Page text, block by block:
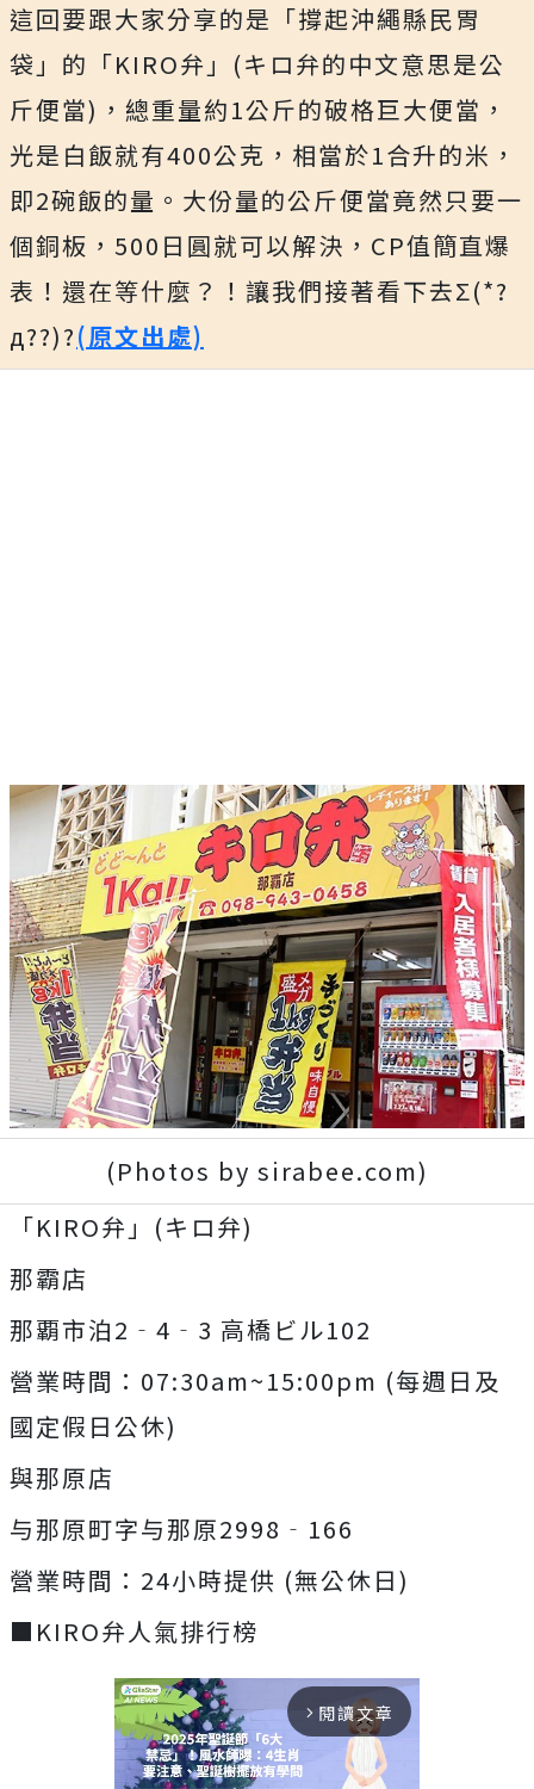
這回要跟大家分享的是「撐起沖繩縣民胃
袋」的「KIRO弁」(キロ弁的中文意思是公
斤便當)，總重量約1公斤的破格巨大便當，
光是白飯就有400公克，相當於1合升的米，
即2碗飯的量。大份量的公斤便當竟然只要一
個銅板，500日圓就可以解決，CP值簡直爆
表！還在等什麼？！讓我們接著看下去Σ(*?
д??)?(原文出處)
(Photos by sirabee.com)
「KIRO弁」(キロ弁)
那霸店
那覇市泊2‐4‐3 高橋ビル102
營業時間：07:30am~15:00pm (每週日及
國定假日公休)
與那原店
与那原町字与那原2998‐166
營業時間：24小時提供 (無公休日)
■KIRO弁人氣排行榜
arrow_forward_ios 閱讀文章